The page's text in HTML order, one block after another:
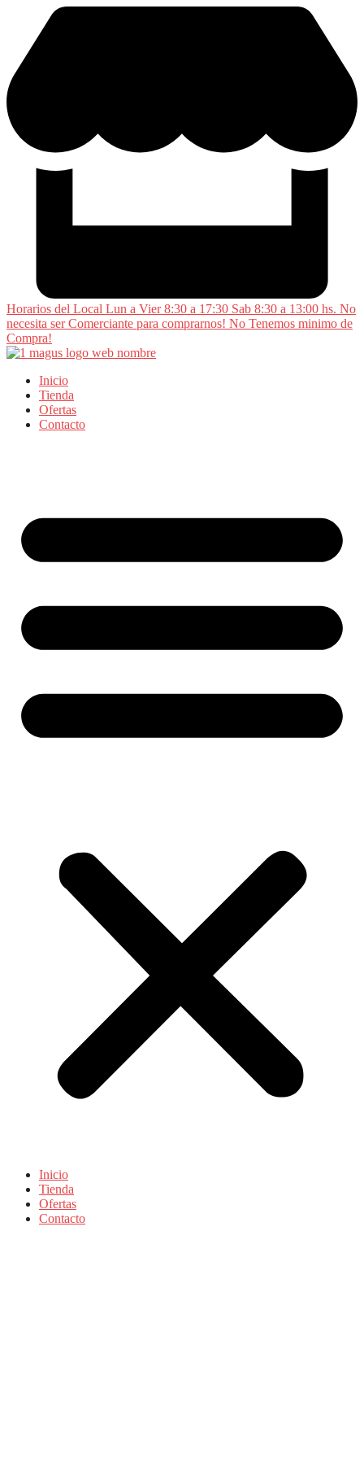
contenido
Horarios del Local Lun a Vier 8:30 a 17:30 Sab 8:30 a 13:00 hs. No
necesita ser Comerciante para comprarnos! No Tenemos minimo de
Compra!
Inicio
Tienda
Ofertas
Contacto
Inicio
Tienda
Ofertas
Contacto